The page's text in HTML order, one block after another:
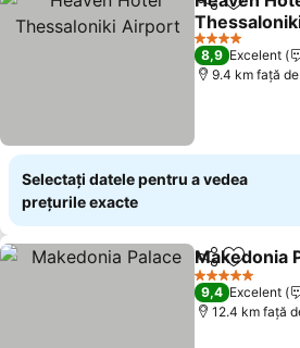
Distribuiți
4 Stele
8,9 Excelent
9.4 km faţă
Selectați datele pentru a vedea
prețurile exacte
Distribuiți
Makedonia
5 Stele
9,4 Excelent
12.4 km faţă